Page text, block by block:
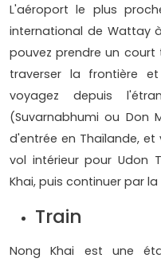
L'aéroport le plus
international de Wattay
pouvez prendre un
traverser la frontière
voyagez depuis
(Suvarnabhumi ou Don
d'entrée en Thaïlande,
vol intérieur pour Udon
Khai, puis continuer par
Train
Nong Khai est une